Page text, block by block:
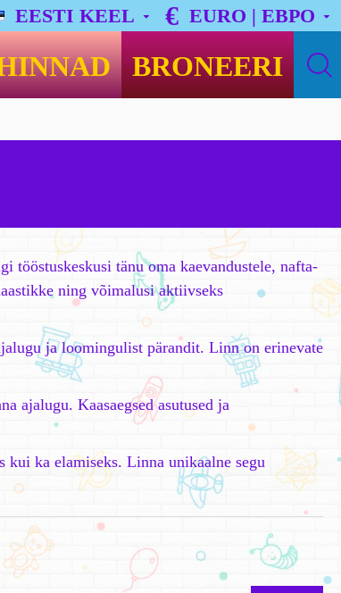
EESTI KEEL € EURO | ЕВРО
BRONEERI
tööstuskeskusi tänu oma kaevandustele, nafta-
ning võimalusi aktiivseks
ja loomingulist pärandit. Linn on erinevate
ajalugu. Kaasaegsed asutused ja
kui ka elamiseks. Linna unikaalne segu